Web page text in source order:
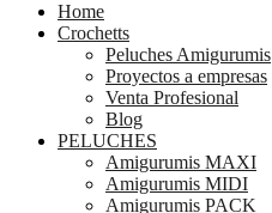
Home
Crochetts
Peluches Amigurumis
Proyectos a empresas
Venta Profesional
Blog
PELUCHES
Amigurumis MAXI
Amigurumis MIDI
Amigurumis PACK